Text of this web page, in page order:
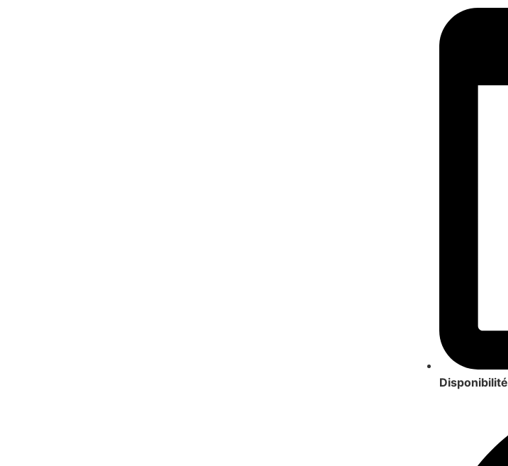
Disponibilité